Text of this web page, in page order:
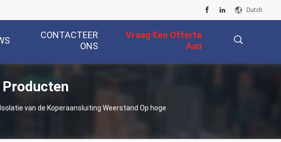
Dutch
CONTACTEER
ONS
Vraag Een Offerte
Aan
van de Koperaansluiting Weerstand Op hoge